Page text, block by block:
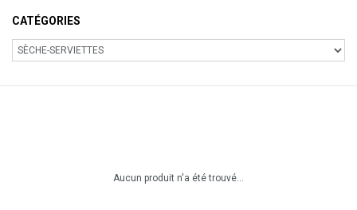
CATÉGORIES
Aucun produit n'a été trouvé...